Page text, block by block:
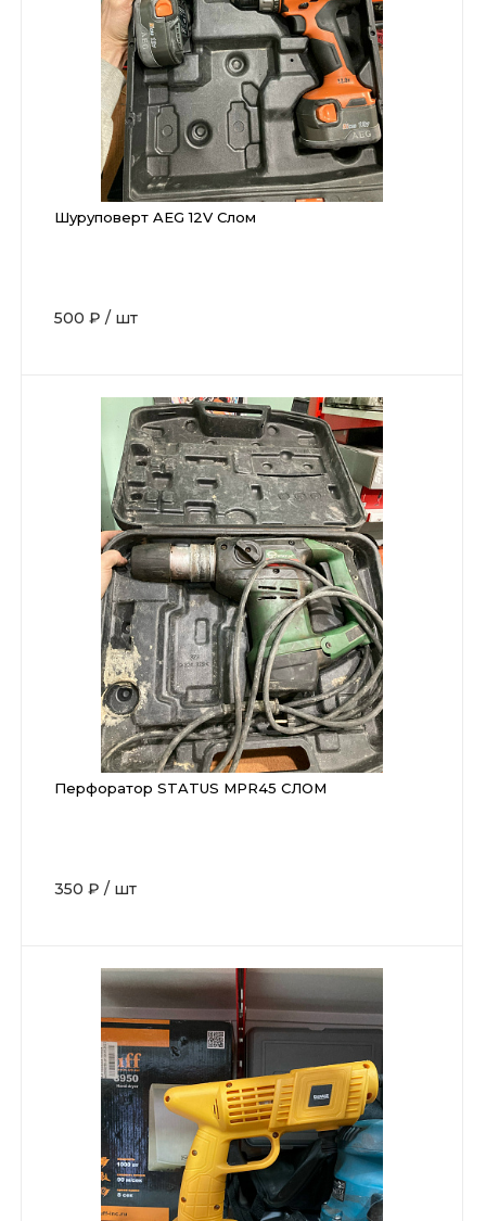
Шуруповерт AEG 12V Слом
500 ₽ / шт
Перфоратор STATUS MPR45 СЛОМ
350 ₽ / шт